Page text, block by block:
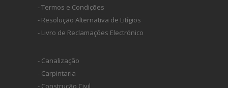
- Termos e Condições
- Resolução Alternativa de Litígios
- Livro de Reclamações Electrónico
- Canalização
- Carpintaria
- Construção Civil